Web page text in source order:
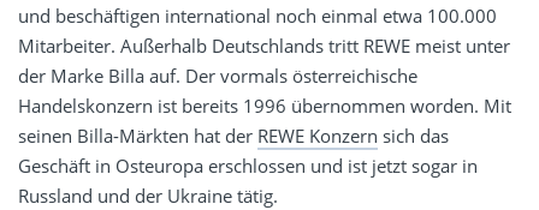
und beschäftigen international noch einmal etwa 100.000
Mitarbeiter. Außerhalb Deutschlands tritt REWE meist unter
der Marke Billa auf. Der vormals österreichische
Handelskonzern ist bereits 1996 übernommen worden. Mit
seinen Billa-Märkten hat der REWE Konzern sich das
Geschäft in Osteuropa erschlossen und ist jetzt sogar in
Russland und der Ukraine tätig.